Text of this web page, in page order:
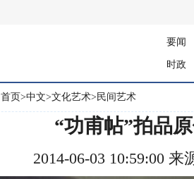
要闻
时政
首页>中文>文化艺术> 民间艺术
“功甫帖”拍品
2014-06-03 10:59:00